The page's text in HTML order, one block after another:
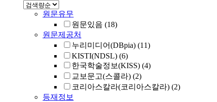
원문유무
원문있음 (18)
원문제공처
누리미디어(DBpia) (11)
KISTI(NDSL) (6)
한국학술정보(KISS) (4)
교보문고(스콜라) (2)
코리아스칼라(코리아스칼라) (2)
등재정보